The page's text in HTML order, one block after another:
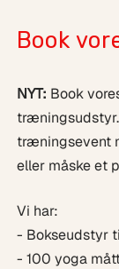
Book
NYT: Book
træningsevent
eller måske et
Vi har:
- Bokseudstyr
- 100 yoga